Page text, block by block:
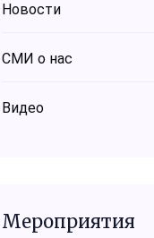
Новости
СМИ о нас
Видео
Мероприятия